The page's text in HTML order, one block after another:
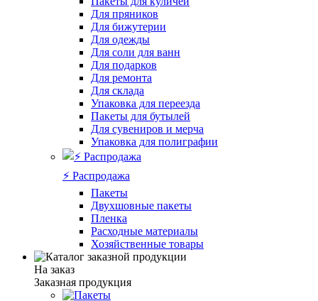
Для пряников
Для бижутерии
Для одежды
Для соли для ванн
Для подарков
Для ремонта
Для склада
Упаковка для переезда
Пакеты для бутылей
Для сувениров и мерча
Упаковка для полиграфии
⚡️ Распродажа
Пакеты
Двухшовные пакеты
Пленка
Расходные материалы
Хозяйственные товары
На заказ
Заказная продукция